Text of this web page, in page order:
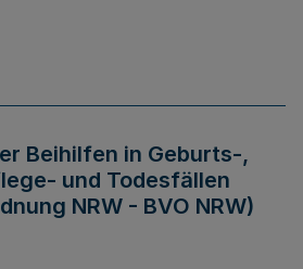
Beihilfen in Geburts-,
und Todesfällen
NRW - BVO NRW)